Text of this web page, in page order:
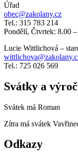
Úřad
obec@zakolany.cz
Tel.: 315 783 214
Pondělí, Čtvrtek: 8.00
Lucie Wittlichová –
Tel.: 725 026 569
Svátky a
Svátek má Roman
Zítra má svátek
Odkazy